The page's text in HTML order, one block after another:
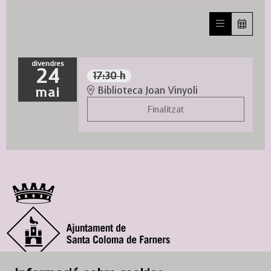
divendres
24
mai
17:30 h
Biblioteca Joan Vinyoli
Finalitzat
© Ajuntament de Santa Coloma de Farners